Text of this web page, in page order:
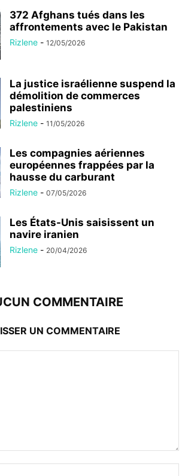
372 Afghans tués dans les
affrontements avec le Pakistan
Rizlene - 12/05/2026
La justice israélienne suspend la
démolition de commerces
palestiniens
Rizlene - 11/05/2026
Les compagnies aériennes
européennes frappées par la
hausse du carburant
Rizlene - 07/05/2026
Les États-Unis saisissent un
navire iranien
Rizlene - 20/04/2026
COMMENTAIRE
UN COMMENTAIRE